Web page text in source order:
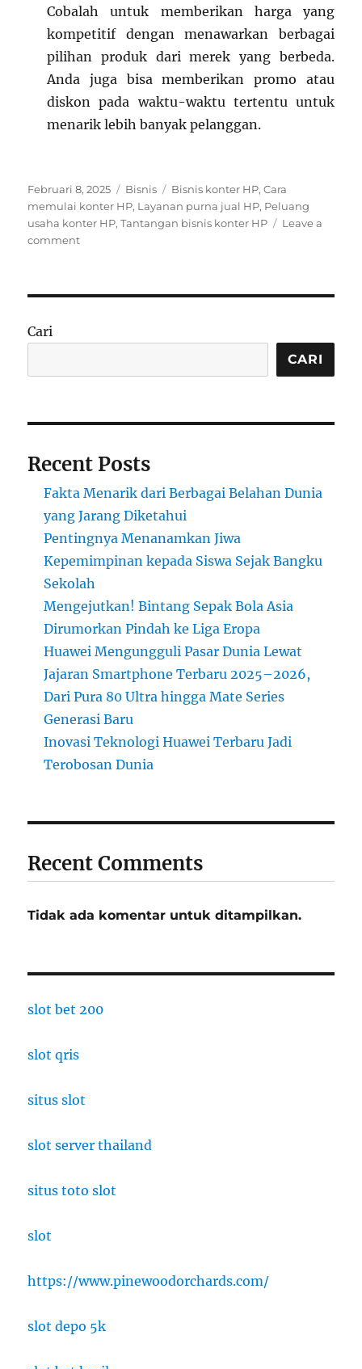
Cobalah untuk memberikan harga yang
kompetitif dengan menawarkan berbagai
pilihan produk dari merek yang berbeda.
Anda juga bisa memberikan promo atau
diskon pada waktu-waktu tertentu untuk
menarik lebih banyak pelanggan.
Posted
on
Februari 8, 2025 Categories
Bisnis Tags
Bisnis konter HP,Cara
memulai konter HP, Layanan purna jual HP, Peluang
usaha konter HP,Tantangan bisnis konter HP
Leave a
commenton
Konter
Peluang
Cari
CARI
Recent Posts
Fakta Menarik dari Berbagai Belahan Dunia
yang Jarang Diketahui
Pentingnya Menanamkan Jiwa
Kepemimpinan kepada Siswa Sejak Bangku
Sekolah
Mengejutkan! Bintang Sepak Bola Asia
Dirumorkan Pindah ke Liga Eropa
Huawei Mengungguli Pasar Dunia Lewat
Jajaran Smartphone Terbaru 2025–2026,
Dari Pura 80 Ultra hingga Mate Series
Generasi Baru
Inovasi Teknologi Huawei Terbaru Jadi
Terobosan Dunia
Recent Comments
Tidak ada komentar untuk ditampilkan.
slot bet 200
slot qris
situs slot
slot server thailand
situs toto slot
slot
https://www.pinewoodorchards.com/
slot depo 5k